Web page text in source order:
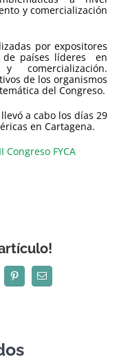
y comercialización
por expositores
de países líderes en
comercialización.
de los organismos
del Congreso.
a cabo los días 29
en Cartagena.
FYCA
PinterestCorreo
electrónico